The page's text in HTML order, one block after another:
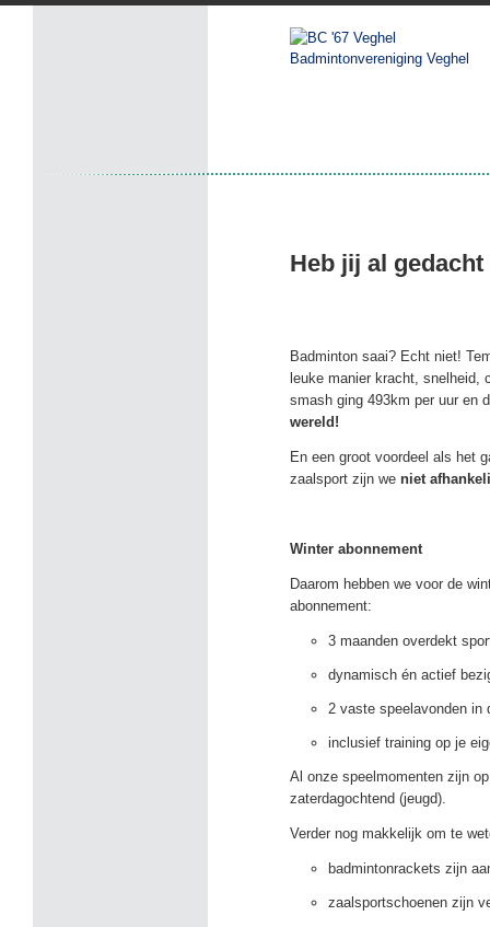
Badmintonvereniging Veghel
Heb jij al
Badminton saai? Echt niet!
leuke manier kracht, snelheid,
smash ging 493km per uur en
wereld!
En een groot voordeel als het
zaalsport zijn we niet
Winter abonnement
Daarom hebben we voor de
abonnement:
3 maanden overdekt
dynamisch én actief
2 vaste speelavonden in
inclusief training op je
Al onze speelmomenten zijn
zaterdagochtend (jeugd).
Verder nog makkelijk om te
badmintonrackets zijn
zaalsportschoenen zijn